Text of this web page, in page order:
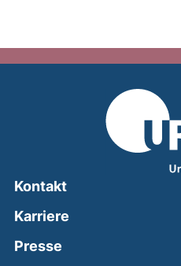
Kontakt
Karriere
Presse